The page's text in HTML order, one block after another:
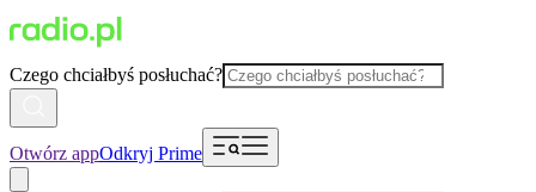
Czego chciałbyś posłuchać?
Otwórz appOdkryj Prime